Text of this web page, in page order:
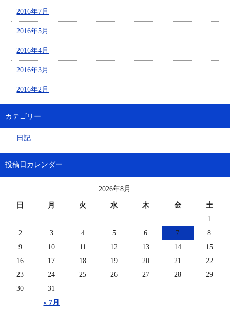
2016年7月
2016年5月
2016年4月
2016年3月
2016年2月
カテゴリー
日記
投稿日カレンダー
2026年8月
日 月 火 水 木 金 土
« 7月
1
2
3 4 5 6 7
8
9
10 11 12 13 14
15
16
17 18 19 20 21
22
23
24 25 26 27 28
29
30
31